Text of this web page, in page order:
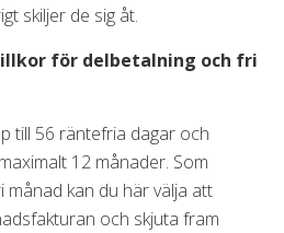
skiljer de sig åt.
för delbetalning och fri
till 56 räntefria dagar och
12 månader. Som
månad kan du här välja att
och skjuta fram